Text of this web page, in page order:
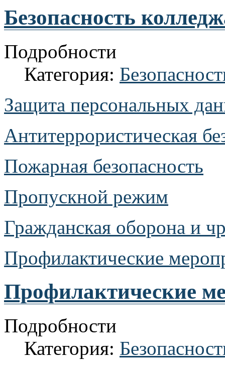
Безопасность
Подробности
Категория:
Защита персональных
Антитеррористическая
Пожарная безопасность
Пропускной режим
Гражданская оборона и
Профилактические
Профилактические
Подробности
Категория: